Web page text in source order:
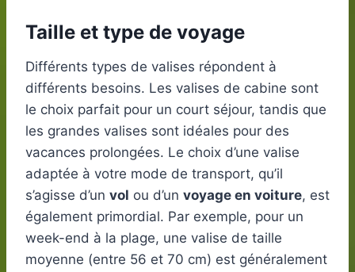
Taille et type de voyage
Différents types de valises répondent à
différents besoins. Les valises de cabine sont
le choix parfait pour un court séjour, tandis que
les grandes valises sont idéales pour des
vacances prolongées. Le choix d’une valise
adaptée à votre mode de transport, qu’il
s’agisse d’un vol ou d’un voyage en voiture, est
également primordial. Par exemple, pour un
week-end à la plage, une valise de taille
moyenne (entre 56 et 70 cm) est généralement